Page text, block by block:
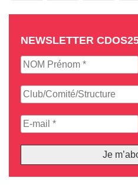
NEWSLETTER